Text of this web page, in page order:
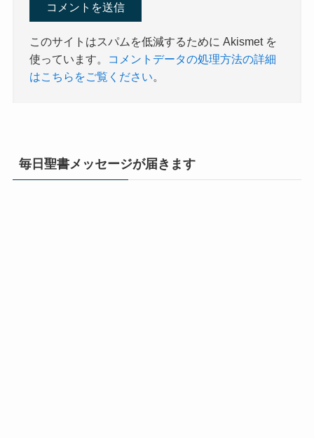
このサイトはスパムを低減するために Akismet を
使っています。
コメントデータの処理方法の詳細
はこちらをご覧ください。
毎日聖書メッセージが届きます